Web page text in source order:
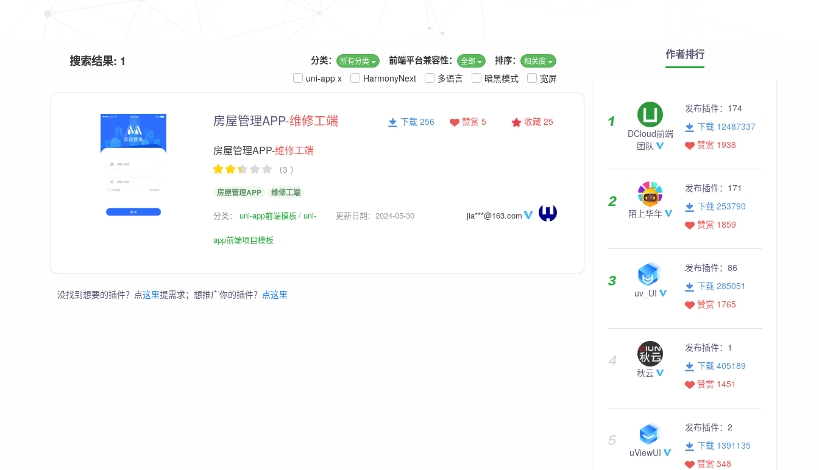
搜索结果: 1 排序： 相关度
前端平台兼容性： 全部
分类： 所有分类
宽屏
暗黑模式
多语言
HarmonyNext
uni-app x
房屋管理APP-维修工端 收藏 25
赞赏 5
下载 256
房屋管理APP-维修工端
（3 ）
房屋管理APP 维修工端
分类： uni-app前端模板 uni-
app前端项目模板
更新日期：2024-05-30 jia***@163.com
没找到想要的插件？点这里提需求；想推广你的插件？ 点这里
作者排行
DCloud前端
团队
发布插件： 174
下载 12487337
赞赏 1938
陌上华年
发布插件： 171
下载 253790
赞赏 1859
uv_UI
发布插件： 86
下载 285051
赞赏 1765
秋云
发布插件： 1
下载 405189
赞赏 1451
uViewUI
发布插件： 2
下载 1391135
赞赏 348